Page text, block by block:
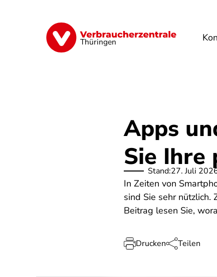
Thüringen
Finanzen Digitales Lebensmittel
Apps
Sie Ihre
Stand:27. Juli
In Zeiten von
sind Sie sehr nützlich.
Beitrag lesen Sie,
Drucken Teilen